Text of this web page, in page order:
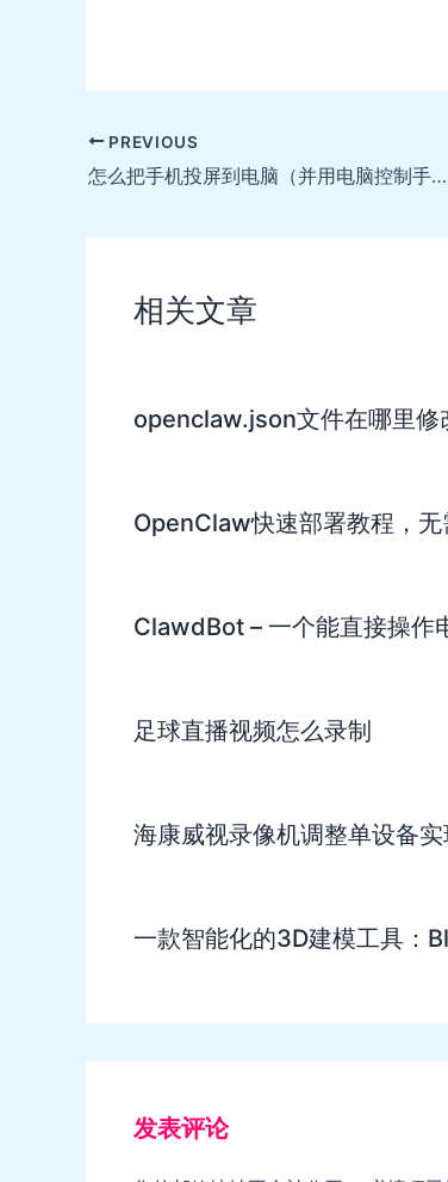
Post
navigation
PREVIOUS
怎么把手机投屏到电脑（并用电脑控制手机）
相关文章
openclaw.json文件在哪里修
OpenClaw快速部署教程，无
ClawdBot – 一个能直接操作
足球直播视频怎么录制
海康威视录像机调整单设备
一款智能化的3D建模工具：
发表评论